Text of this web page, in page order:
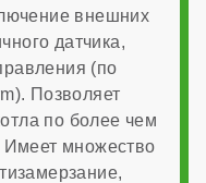
внешних
датчика,
(по
Позволяет
по более чем
множество